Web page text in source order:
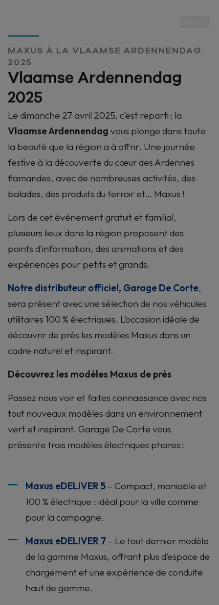
Vlaamse
Ardennendag
Une journée pleine de nature, d'aventure et de
mobilité durable. Découvrez les magnifiques
paysages et les saveurs locales.
MAXUS À LA VLAAMSE ARDENNENDAG
2025
Vlaamse Ardennendag
2025
Le dimanche 27 avril 2025, c’est reparti : la
Vlaamse Ardennendag vous plonge dans toute
la beauté que la région a à offrir. Une journée
festive à la découverte du cœur des Ardennes
flamandes, avec de nombreuses activités, des
balades, des produits du terroir et… Maxus !
Lors de cet événement gratuit et familial,
plusieurs lieux dans la région proposent des
points d’information, des animations et des
expériences pour petits et grands.
Notre distributeur officiel, Garage De Corte,
sera présent avec une sélection de nos véhicules
utilitaires 100 % électriques. L’occasion idéale de
découvrir de près les modèles Maxus dans un
cadre naturel et inspirant.
Découvrez les modèles Maxus de près
Passez nous voir et faites connaissance avec nos
tout nouveaux modèles dans un environnement
vert et inspirant. Garage De Corte vous
présente trois modèles électriques phares :
Maxus eDELIVER 5 – Compact, maniable et
100 % électrique : idéal pour la ville comme
pour la campagne.
Maxus eDELIVER 7 – Le tout dernier modèle
de la gamme Maxus, offrant plus d’espace de
chargement et une expérience de conduite
haut de gamme.